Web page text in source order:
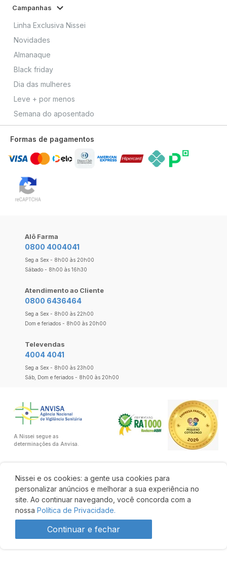
Nissei e os cookies: a gente usa cookies para
personalizar anúncios e melhorar a sua experiência no
site. Ao continuar navegando, você concorda com a
nossa Política de Privacidade.
Continuar e fechar
Campanhas
Linha Exclusiva Nissei
Novidades
Almanaque
Black friday
Dia das mulheres
Leve + por menos
Semana do aposentado
Formas de pagamentos
Alô Farma
0800 4004041
Seg a Sex - 8h00 às 20h00
Sábado - 8h00 às 16h30
Atendimento ao Cliente
0800 6436464
Seg a Sex - 8h00 às 22h00
Dom e feriados - 8h00 às 20h00
Televendas
4004 4041
Seg a Sex - 8h00 às 23h00
Sáb, Dom e feriados - 8h00 às 20h00
A Nissei segue as
determinações da Anvisa.